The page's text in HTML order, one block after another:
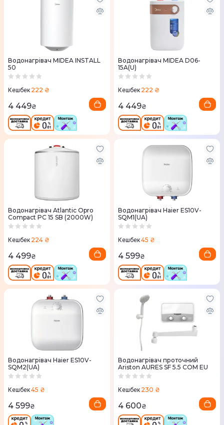
Водонагрівач MIDEA INSTALL
50
Кешбек 222 ₴
4 449₴
Водонагрівач MIDEA D06-
15A(U)
Кешбек 222 ₴
4 449₴
Водонагрівач Atlantic Opro
Compact PC 15 SB (2000W)
Кешбек 224 ₴
4 499₴
Водонагрівач Haier ES10V-
SQM1(UA)
Кешбек45 ₴
4 599₴
Водонагрівач Haier ES10V-
SQM2(UA)
Кешбек45 ₴
4 599₴
Водонагрівач проточний
Ariston AURES SF 5.5 COM EU
Кешбек 230 ₴
4 600₴